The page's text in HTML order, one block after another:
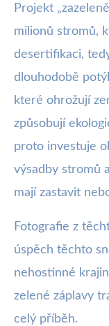
Projekt
milionů stromů,
desertifikaci,
dlouhodobě
které ohrožují
způsobují
proto investuje
výsadby stromů
mají zastavit
Fotografie z
úspěch těchto
nehostinné
zelené záplavy
celý příběh.